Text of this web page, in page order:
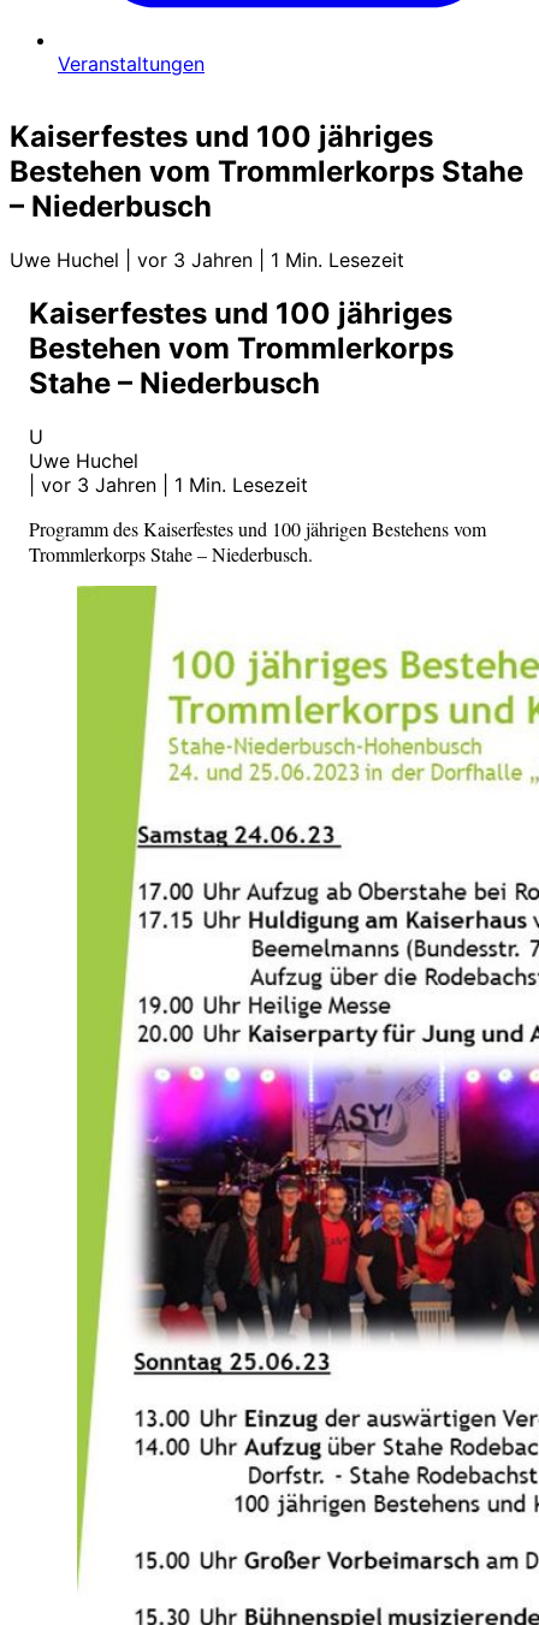
Veranstaltungen
Kaiserfestes und 100 jähriges
Bestehen vom Trommlerkorps Stahe
– Niederbusch
Uwe Huchel vor 3 Jahren 1 Min. Lesezeit
Kaiserfestes und 100 jähriges
Bestehen vom Trommlerkorps
Stahe – Niederbusch
U
Uwe Huchel
vor 3 Jahren 1 Min. Lesezeit
Programm des Kaiserfestes und 100 jährigen Bestehens vom
Trommlerkorps Stahe – Niederbusch.